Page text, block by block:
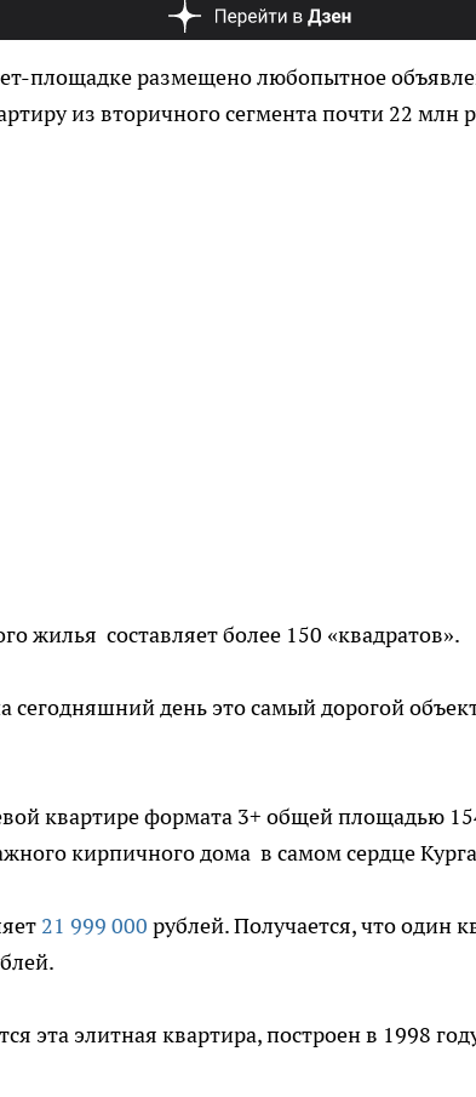
площадке размещено любопытное
из вторичного сегмента почти 22 млн
жилья составляет более 150 «квадратов».
сегодняшний день это самый дорогой
квартире формата 3+ общей площадью
кирпичного дома в самом сердце
21 999 000 рублей. Получается, что один
эта элитная квартира, построен в 1998